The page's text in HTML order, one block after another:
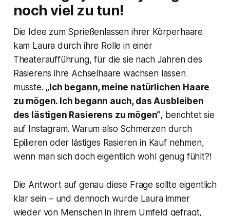
noch viel zu tun!
Die Idee zum Sprießenlassen ihrer Körperhaare
kam Laura durch ihre Rolle in einer
Theateraufführung, für die sie nach Jahren des
Rasierens ihre Achselhaare wachsen lassen
musste. „Ich begann, meine natürlichen Haare
zu mögen. Ich begann auch, das Ausbleiben
des lästigen Rasierens zu mögen“, berichtet sie
auf Instagram. Warum also Schmerzen durch
Epilieren oder lästiges Rasieren in Kauf nehmen,
wenn man sich doch eigentlich wohl genug fühlt?!
Die Antwort auf genau diese Frage sollte eigentlich
klar sein – und dennoch wurde Laura immer
wieder von Menschen in ihrem Umfeld gefragt,